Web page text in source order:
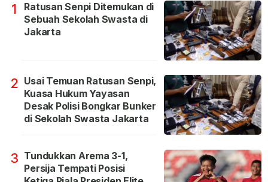
1
Ratusan Senpi Ditemukan di
Sebuah Sekolah Swasta di
Jakarta
2 Usai Temuan Ratusan Senpi,
Kuasa Hukum Yayasan
Desak Polisi Bongkar Bunker
di Sekolah Swasta Jakarta
3 Tundukkan Arema 3-1,
Persija Tempati Posisi